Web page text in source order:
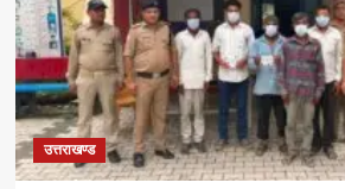
उत्तराखण्ड